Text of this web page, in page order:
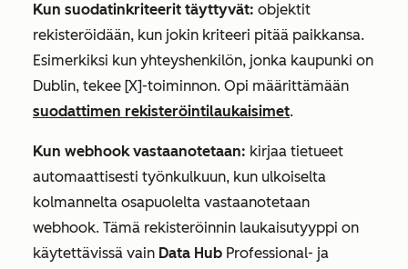
Kun suodatinkriteerit täyttyvät: objektit
rekisteröidään, kun jokin kriteeri pitää paikkansa.
Esimerkiksi kun yhteyshenkilön, jonka kaupunki on
Dublin, tekee [X]-toiminnon. Opi määrittämään
suodattimen rekisteröintilaukaisimet.
Kun webhook vastaanotetaan: kirjaa tietueet
automaattisesti työnkulkuun, kun ulkoiselta
kolmannelta osapuolelta vastaanotetaan
webhook. Tämä rekisteröinnin laukaisutyyppi on
käytettävissä vain Data Hub Professional- ja